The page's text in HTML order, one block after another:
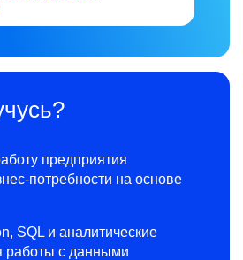
предприятия
потребности на основе
SQL и аналитические
работы с данными